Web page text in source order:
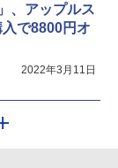
、アップルス
入で8800円オ
2022年3月11日